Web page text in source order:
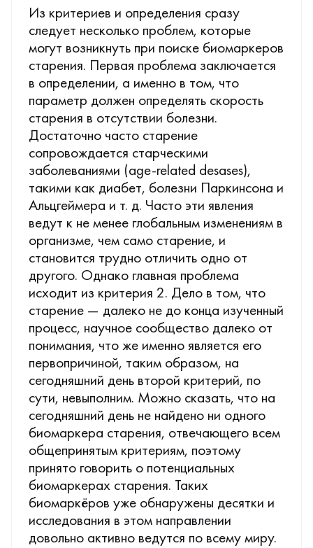
Из критериев и определения сразу
следует несколько проблем, которые
могут возникнуть при поиске биомаркеров
старения. Первая проблема заключается
в определении, а именно в том, что
параметр должен определять скорость
старения в отсутствии болезни.
Достаточно часто старение
сопровождается старческими
заболеваниями (age-related desases),
такими как диабет, болезни Паркинсона и
Альцгеймера и т. д. Часто эти явления
ведут к не менее глобальным изменениям в
организме, чем само старение, и
становится трудно отличить одно от
другого. Однако главная проблема
исходит из критерия 2. Дело в том, что
старение — далеко не до конца изученный
процесс, научное сообщество далеко от
понимания, что же именно является его
первопричиной, таким образом, на
сегодняшний день второй критерий, по
сути, невыполним. Можно сказать, что на
сегодняшний день не найдено ни одного
биомаркера старения, отвечающего всем
общепринятым критериям, поэтому
принято говорить о потенциальных
биомаркерах старения. Таких
биомаркёров уже обнаружены десятки и
исследования в этом направлении
довольно активно ведутся по всему миру.